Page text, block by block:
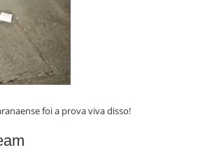
foi a prova viva disso!